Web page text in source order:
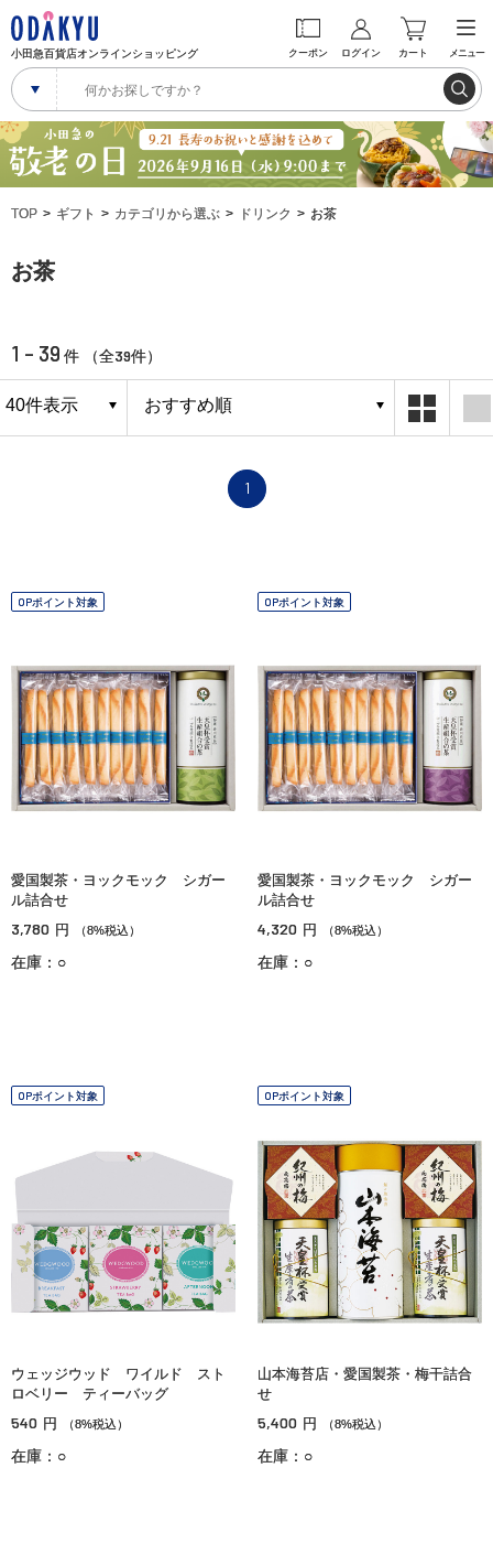
小田急百貨店オンラインショッピング クーポン ログイン カート メニュー
TOP ギフト カテゴリから選ぶ ドリンク お茶
お茶
1 - 39 件 （全39件）
1
OPポイント対象
愛国製茶・ヨックモック シガー
ル詰合せ
3,780 円 （8%税込）
在庫：○
OPポイント対象
愛国製茶・ヨックモック シガー
ル詰合せ
4,320 円 （8%税込）
在庫：○
OPポイント対象
ウェッジウッド ワイルド スト
ロベリー ティーバッグ
540 円 （8%税込）
在庫：○
OPポイント対象
山本海苔店・愛国製茶・梅干詰合
せ
5,400 円 （8%税込）
在庫：○